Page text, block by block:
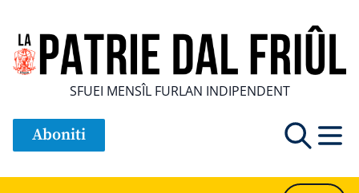
SFUEI MENSÎL FURLAN INDIPENDENT
Aboniti